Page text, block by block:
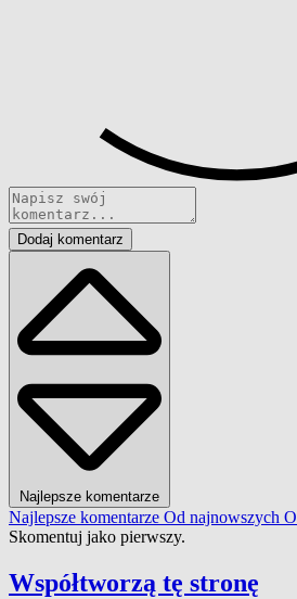
Dodaj komentarz
Najlepsze komentarze
Najlepsze komentarze Od najnowszych
Skomentuj jako pierwszy.
Współtworzą tę stronę